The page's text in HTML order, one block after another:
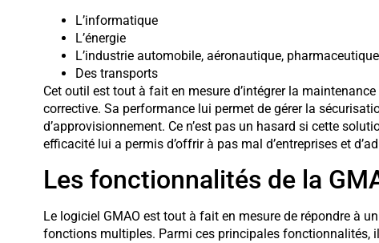
L’informatique
L’énergie
L’industrie automobile, aéronautique,
Des transports
Cet outil est tout à fait en mesure d’intégrer la
corrective. Sa performance lui permet de gérer la
d’approvisionnement. Ce n’est pas un hasard si cette
efficacité lui a permis d’offrir à pas mal d’entreprises et
Les fonctionnalités de la
Le logiciel GMAO est tout à fait en mesure de répondre à
fonctions multiples. Parmi ces principales fonctionnalités,